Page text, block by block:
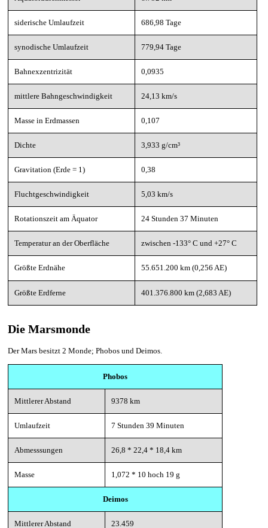
siderische Umlaufzeit 686,98 Tage
synodische Umlaufzeit 779,94 Tage
Bahnexzentrizität 0,0935
mittlere Bahngeschwindigkeit 24,13 km/s
Masse in Erdmassen 0,107
Dichte 3,933 g/cm³
Gravitation (Erde = 1) 0,38
Fluchtgeschwindigkeit 5,03 km/s
Rotationszeit am Äquator 24 Stunden 37 Minuten
Temperatur an der Oberfläche zwischen -133° C und +27° C
Größte Erdnähe 55.651.200 km (0,256 AE)
Größte Erdferne 401.376.800 km (2,683 AE)
Die Marsmonde
Der Mars besitzt 2 Monde; Phobos und Deimos.
Phobos
Mittlerer Abstand 9378 km
Umlaufzeit 7 Stunden 39 Minuten
Abmesssungen 26,8 * 22,4 * 18,4 km
Masse 1,072 * 10 hoch 19 g
Deimos
Mittlerer Abstand 23.459